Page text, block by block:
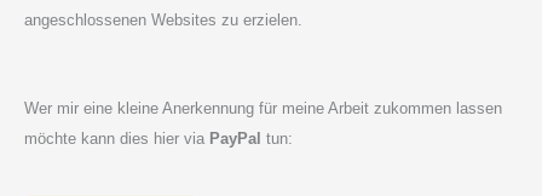
angeschlossenen Websites zu erzielen.
Wer mir eine kleine Anerkennung für meine Arbeit zukommen lassen
möchte kann dies hier via PayPal tun: